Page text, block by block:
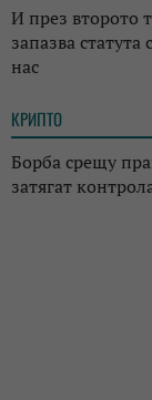
И през второто
запазва
нас
КРИПТО
Борба срещу
затягат